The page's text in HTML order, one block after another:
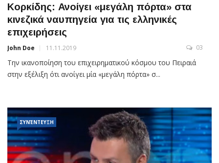
Κορκίδης: Ανοίγει «μεγάλη πόρτα» στα
κινεζικά ναυπηγεία για τις ελληνικές
επιχειρήσεις
John Doe 11.11.2019 03
Την ικανοποίηση του επιχειρηματικού κόσμου του Πειραιά
στην εξέλιξη ότι ανοίγει μία «μεγάλη πόρτα» σ...
ΣΥΝΈΝΤΕΥΞΗ